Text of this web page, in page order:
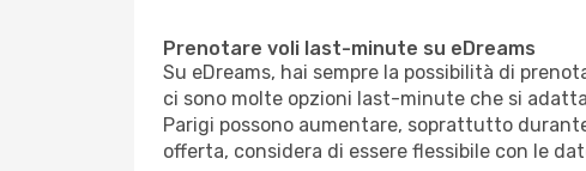
Prenotare voli last-minute su eDreams
Su eDreams, hai sempre la possibilità di
ci sono molte opzioni last-minute che si
Parigi possono aumentare, soprattutto
offerta, considera di essere flessibile con le